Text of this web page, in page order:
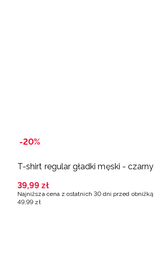
-20%
T-shirt regular gładki męski - czarny
39,99 zł
Najniższa cena z ostatnich 30 dni przed obniżką
49,99 zł